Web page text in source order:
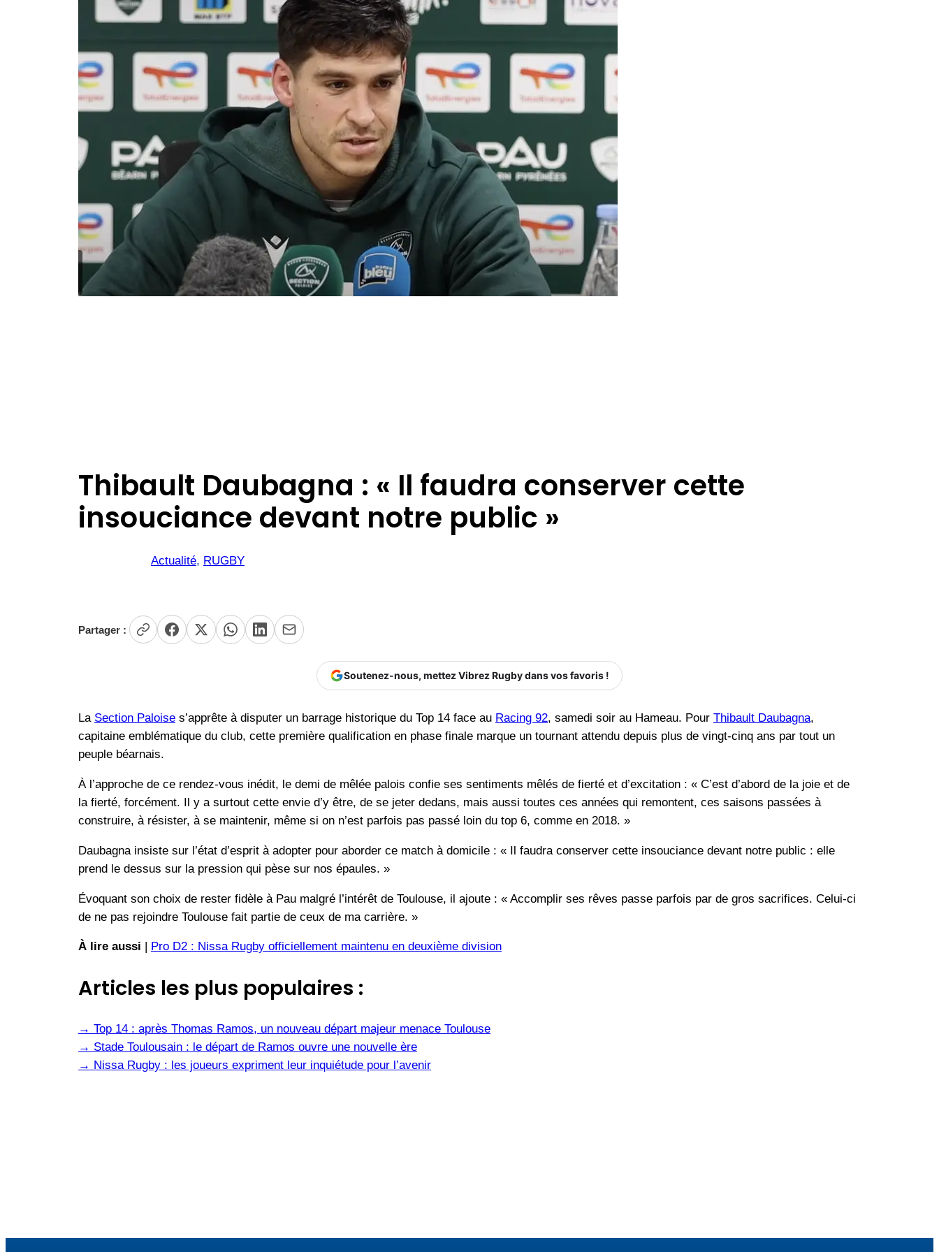
Thibault Daubagna : « Il faudra conserver cette
insouciance devant notre public »
Actualité, RUGBY
Partager :
Soutenez-nous, mettez Vibrez Rugby dans vos favoris !
La Section Paloise s’apprête à disputer un barrage historique du Top 14 face au Racing 92, samedi soir au Hameau. Pour Thibault Daubagna,
capitaine emblématique du club, cette première qualification en phase finale marque un tournant attendu depuis plus de vingt-cinq ans par tout un
peuple béarnais.
À l’approche de ce rendez-vous inédit, le demi de mêlée palois confie ses sentiments mêlés de fierté et d’excitation : « C’est d’abord de la joie et de
la fierté, forcément. Il y a surtout cette envie d’y être, de se jeter dedans, mais aussi toutes ces années qui remontent, ces saisons passées à
construire, à résister, à se maintenir, même si on n’est parfois pas passé loin du top 6, comme en 2018. »
Daubagna insiste sur l’état d’esprit à adopter pour aborder ce match à domicile : « Il faudra conserver cette insouciance devant notre public : elle
prend le dessus sur la pression qui pèse sur nos épaules. »
Évoquant son choix de rester fidèle à Pau malgré l’intérêt de Toulouse, il ajoute : « Accomplir ses rêves passe parfois par de gros sacrifices. Celui-ci
de ne pas rejoindre Toulouse fait partie de ceux de ma carrière. »
À lire aussi Pro D2 : Nissa Rugby officiellement maintenu en deuxième division
Articles les plus populaires :
→ Top 14 : après Thomas Ramos, un nouveau départ majeur menace Toulouse
→ Stade Toulousain : le départ de Ramos ouvre une nouvelle ère
→ Nissa Rugby : les joueurs expriment leur inquiétude pour l’avenir